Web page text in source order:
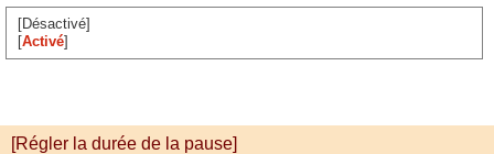
[Désactivé]
[Activé]
[Régler la durée de la pause]